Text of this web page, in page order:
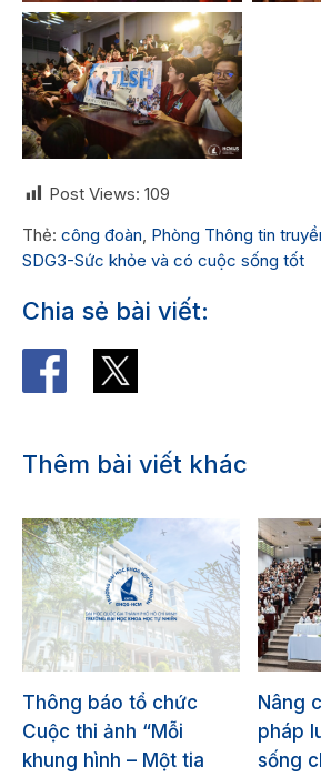
Post Views: 109
Thẻ: công đoàn, Phòng Thông tin
SDG3-Sức khỏe và có cuộc sống tốt
Chia sẻ bài viết:
Thêm bài viết khác
Thông báo tổ chức
Cuộc thi ảnh “Mỗi
khung hình – Một tia
Nâng
pháp
sống